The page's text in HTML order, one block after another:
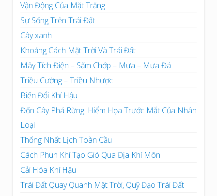
Vận Động Của Mặt Trăng
Sự Sống Trên Trái Đất
Cây xanh
Khoảng Cách Mặt Trời Và Trái Đất
Mây Tích Điện – Sấm Chớp – Mưa – Mưa Đá
Triều Cường – Triều Nhược
Biến Đổi Khí Hậu
Đốn Cây Phá Rừng: Hiểm Họa Trước Mắt Của Nhân
Loại
Thống Nhất Lịch Toàn Cầu
Cách Phun Khí Tạo Gió Qua Địa Khí Môn
Cải Hóa Khí Hậu
Trái Đất Quay Quanh Mặt Trời, Quỹ Đạo Trái Đất